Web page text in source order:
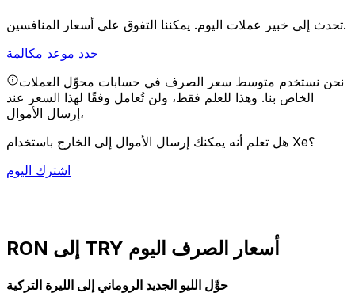
تحدث إلى خبير عملات اليوم.يمكننا التفوق على أسعار المنافسين.
حدد موعد مكالمة
نحن نستخدم متوسط سعر الصرف في حسابات محوِّل العملات
الخاص بنا. وهذا للعلم فقط، ولن تُعامل وفقًا لهذا السعر عند
إرسال الأموال،
هل تعلم أنه يمكنك إرسال الأموال إلى الخارج باستخدام Xe؟
اشترك اليوم
RON إلى TRY أسعار الصرف اليوم
حوِّل الليو الجديد الروماني إلى الليرة التركية